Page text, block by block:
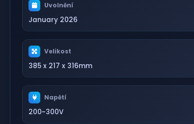
Uvolnění
January 2026
Velikost
385 x 217 x 316mm
Napětí
200~300V